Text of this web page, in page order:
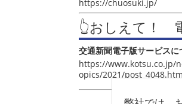
https://chuosuki.jp/
👆おしえて！
交通新聞電子版サービスに
https://www.kotsu.co.jp/
opics/2021/